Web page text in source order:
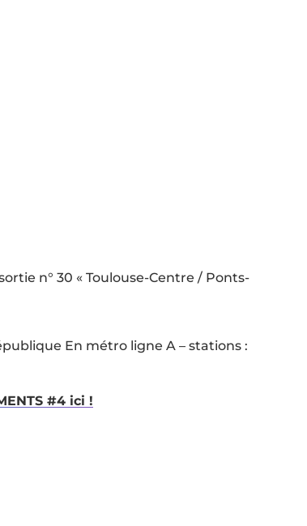
n° 30 « Toulouse-Centre / Ponts-
En métro ligne A – stations :
#4 ici !